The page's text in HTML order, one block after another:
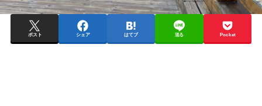
ポスト シェア はてブ 送る Pocket